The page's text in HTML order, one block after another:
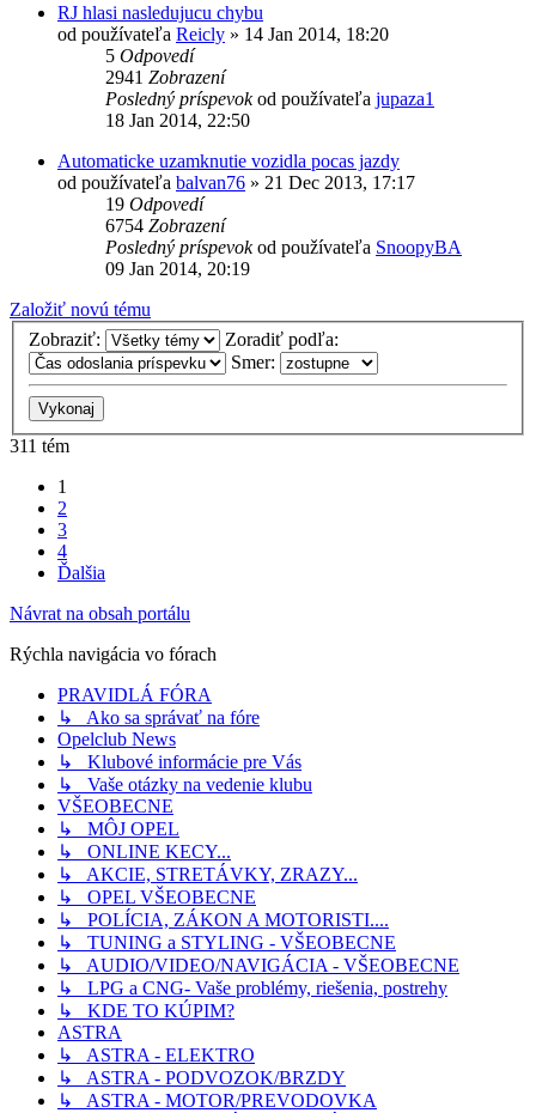
RJ hlasi nasledujucu chybu
od používateľa Reicly » 14 Jan 2014, 18:20
5 Odpovedí
2941 Zobrazení
Posledný príspevokod používateľa jupaza1
18 Jan 2014, 22:50
Automaticke uzamknutie vozidla pocas jazdy
od používateľa balvan76 » 21 Dec 2013, 17:17
19 Odpovedí
6754 Zobrazení
Posledný príspevokod používateľa SnoopyBA
09 Jan 2014, 20:19
Založiť novú tému
Zobraziť:
Zoradiť podľa:
Smer:
311 tém
1
2
3
4
Ďalšia
Návrat na obsah portálu
Rýchla navigácia vo fórach
PRAVIDLÁ FÓRA
↳ Ako sa správať na fóre
Opelclub News
↳ Klubové informácie pre Vás
↳ Vaše otázky na vedenie klubu
VŠEOBECNE
↳ MÔJ OPEL
↳ ONLINE KECY...
↳ AKCIE, STRETÁVKY, ZRAZY...
↳ OPEL VŠEOBECNE
↳ POLÍCIA, ZÁKON A MOTORISTI....
↳ TUNING a STYLING - VŠEOBECNE
↳ AUDIO/VIDEO/NAVIGÁCIA - VŠEOBECNE
↳ LPG a CNG- Vaše problémy, riešenia, postrehy
↳ KDE TO KÚPIM?
ASTRA
↳ ASTRA - ELEKTRO
↳ ASTRA - PODVOZOK/BRZDY
↳ ASTRA - MOTOR/PREVODOVKA